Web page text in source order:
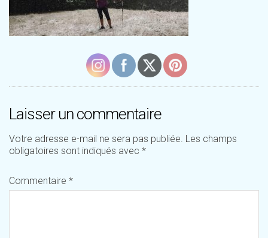
Laisser un commentaire
Votre adresse e-mail ne sera pas publiée. Les champs
obligatoires sont indiqués avec *
Commentaire *